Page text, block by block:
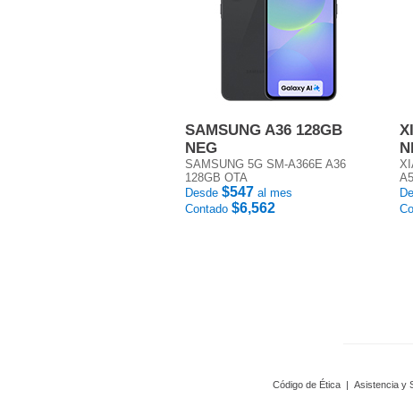
SAMSUNG A36 128GB
NEG
SAMSUNG 5G SM-A366E A36
128GB OTA
Desde $547 al mes
Contado $6,562
A5
Código de Ética | Asistencia y